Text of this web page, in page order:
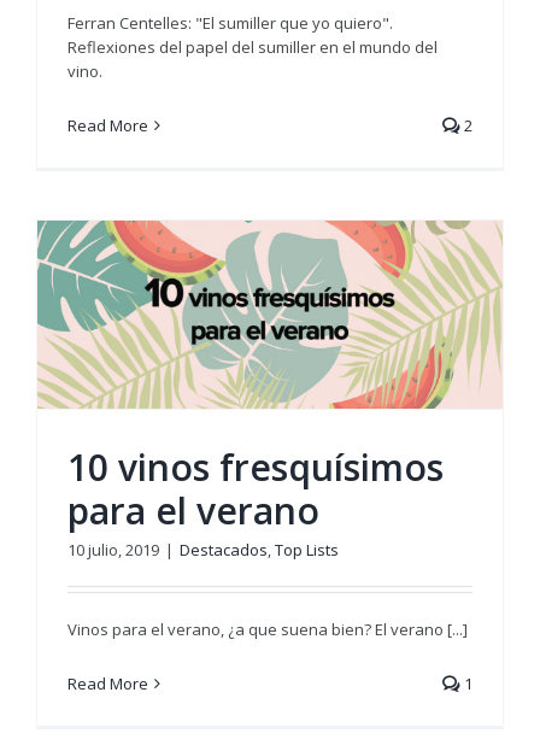
Ferran Centelles: "El sumiller que yo quiero".
Reflexiones del papel del sumiller en el mundo del
vino.
Read More 2
10 vinos fresquísimos
para el verano
10 julio, 2019 | Destacados,Top Lists
Vinos para el verano, ¿a que suena bien? El verano [...]
Read More 1